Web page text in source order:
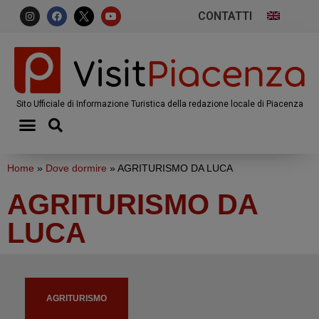
CONTATTI
Sito Ufficiale di Informazione Turistica della redazione locale di Piacenza
Home » Dove dormire » AGRITURISMO DA LUCA
AGRITURISMO DA
LUCA
AGRITURISMO